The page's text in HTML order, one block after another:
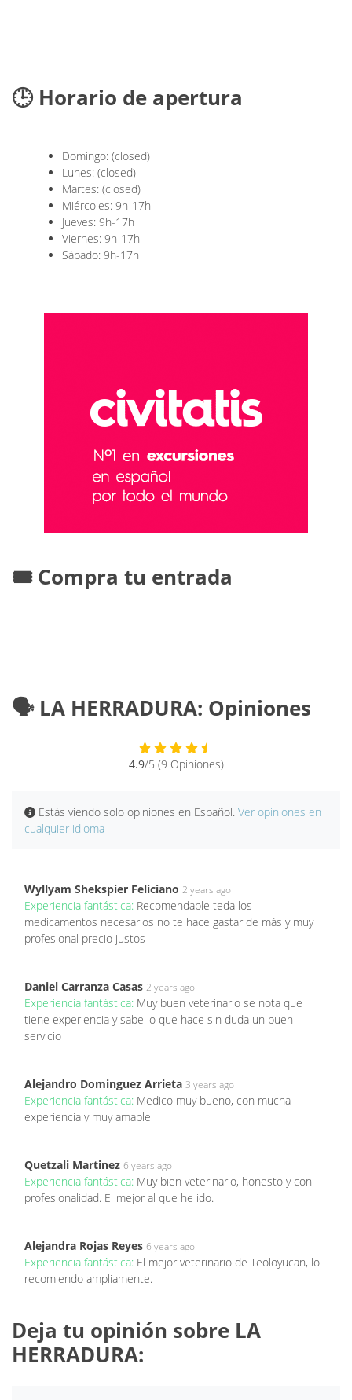
🕒 Horario de apertura
Domingo: (closed)
Lunes: (closed)
Martes: (closed)
Miércoles: 9h-17h
Jueves: 9h-17h
Viernes: 9h-17h
Sábado: 9h-17h
🎟️ Compra tu entrada
🗣️ LA HERRADURA: Opiniones
4.9/5 (9 Opiniones)
Estás viendo solo opiniones en Español. Ver opiniones en
cualquier idioma
Wyllyam Shekspier Feliciano 2 years ago
Experiencia fantástica: Recomendable teda los
medicamentos necesarios no te hace gastar de más y muy
profesional precio justos
Daniel Carranza Casas 2 years ago
Experiencia fantástica: Muy buen veterinario se nota que
tiene experiencia y sabe lo que hace sin duda un buen
servicio
Alejandro Dominguez Arrieta 3 years ago
Experiencia fantástica: Medico muy bueno, con mucha
experiencia y muy amable
Quetzali Martinez 6 years ago
Experiencia fantástica: Muy bien veterinario, honesto y con
profesionalidad. El mejor al que he ido.
Alejandra Rojas Reyes 6 years ago
Experiencia fantástica: El mejor veterinario de Teoloyucan, lo
recomiendo ampliamente.
Deja tu opinión sobre LA
HERRADURA: